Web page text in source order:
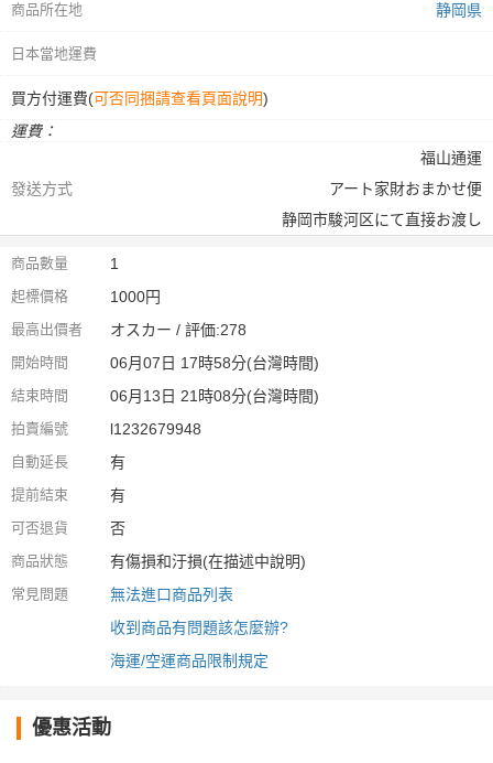
商品所在地 静岡県
日本當地運費
買方付運費(可否同捆請查看頁面說明)
運費：
發送方式
福山通運
アート家財おまかせ便
静岡市駿河区にて直接お渡し
商品數量 1
起標價格 1000円
最高出價者 オスカー / 評価:278
開始時間 06月07日 17時58分(台灣時間)
結束時間 06月13日 21時08分(台灣時間)
拍賣編號 l1232679948
自動延長 有
提前結束 有
可否退貨 否
商品狀態 有傷損和汙損(在描述中說明)
常見問題
無法進口商品列表
收到商品有問題該怎麼辦?
海運/空運商品限制規定
優惠活動